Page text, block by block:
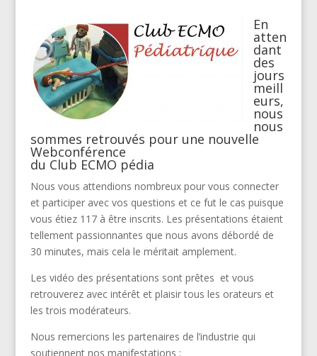
En
atten
dant
des
jours
meill
eurs,
nous
nous
sommes retrouvés pour une nouvelle
Webconférence
du Club ECMO pédia
Nous vous attendions nombreux pour vous connecter
et participer avec vos questions et ce fut le cas puisque
vous étiez 117 à être inscrits. Les présentations étaient
tellement passionnantes que nous avons débordé de
30 minutes, mais cela le méritait amplement.
Les vidéo des présentations sont prêtes et vous
retrouverez avec intérêt et plaisir tous les orateurs et
les trois modérateurs.
Nous remercions les partenaires de l’industrie qui
soutiennent nos manifestations :